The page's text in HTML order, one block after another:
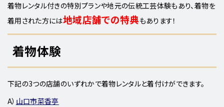
着物レンタル付きの特別プランや地元の伝統工芸体験もあり、着物を
着用された方には地域店舗での特典もあります！
着物体験
下記の3つの店舗のいずれかで着物レンタルと着付けができます。
A） 山口市菜香亭